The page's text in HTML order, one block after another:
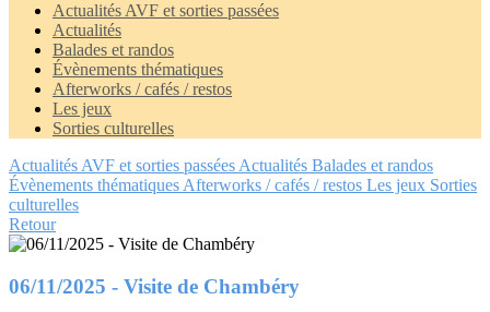
Actualités AVF et sorties passées
Actualités
Balades et randos
Évènements thématiques
Afterworks / cafés / restos
Les jeux
Sorties culturelles
Actualités AVF et sorties passées Actualités Balades et randos
Évènements thématiques Afterworks / cafés / restos Les jeux Sorties
culturelles
Retour
06/11/2025 - Visite de Chambéry